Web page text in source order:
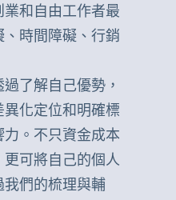
和自由工作者最
時間障礙、行銷
了解自己優勢，
化定位和明確標
。不只資金成本
可將自己的個人
我們的梳理與輔